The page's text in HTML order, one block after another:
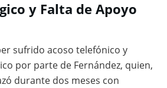
y Falta de Apoyo
sufrido acoso telefónico y
por parte de Fernández, quien,
durante dos meses con